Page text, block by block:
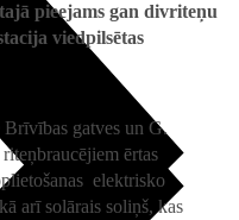
pieejams gan divriteņu
viedpilsētas
gatves un G.
ērtas
elektrisko
arī solārais soliņš, kas